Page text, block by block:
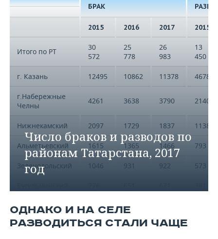
Число браков и разводов по
районам Татарстана, 2017
год
БРАК
2015 2016 2017 2015
Итого по РТ
30
572
25
778
26
983
13
450
г. Казань 12495 10862 11378 4678
г.Набережные
Челны
4261 3638 3790 2140
Нижнекамский 2097 1729 1837 1138
Альметьевский 1615 1365 1466 793
Зеленодольский 1046 931 922 573
ОДНАКО И НА СЕЛЕ
РАЗВОДИТЬСЯ СТАЛИ ЧАЩЕ